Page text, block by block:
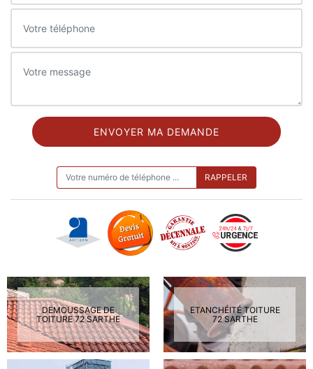
DEMOUSSAGE DE
TOITURE 72 SARTHE
ETANCHÉITÉ TOITURE
72 SARTHE